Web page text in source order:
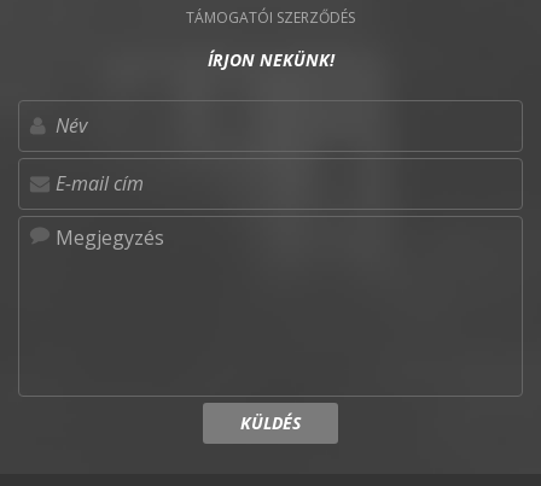
TÁMOGATÓI SZERZŐDÉS
ÍRJON NEKÜNK!
KÜLDÉS